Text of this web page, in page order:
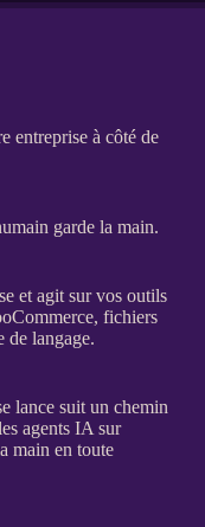
entreprise à côté de
garde la main.
et agit sur vos outils
, fichiers
de langage.
lance suit un chemin
agents IA sur
main en toute